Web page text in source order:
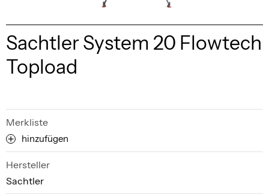
Sachtler System 20 Flowtech
Topload
Merkliste
hinzufügen
Hersteller
Sachtler